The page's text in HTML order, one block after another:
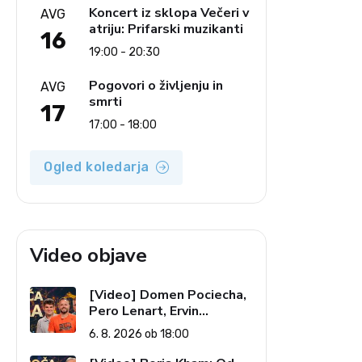
AVG
16
Koncert iz sklopa Večeri v
atriju: Prifarski muzikanti
19:00 - 20:30
AVG
17
Pogovori o življenju in
smrti
17:00 - 18:00
Ogled koledarja
Video objave
[Video] Domen Pociecha,
Pero Lenart, Ervin
Kostanjšek: Šport
specialcev (Vroča tema, 6.
6. 8. 2026 ob 18:00